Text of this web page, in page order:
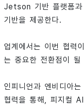
Jetson 기반 플랫폼과
기반을 제공한다.
업계에서는 이번 협력
는 중요한 전환점이
인피니언과 엔비디아
협력을 통해, 피지컬